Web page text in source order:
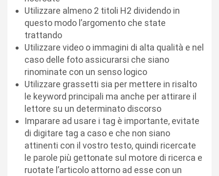
Utilizzare almeno 2 titoli H2 dividendo in
questo modo l’argomento che state
trattando
Utilizzare video o immagini di alta qualità e nel
caso delle foto assicurarsi che siano
rinominate con un senso logico
Utilizzare grassetti sia per mettere in risalto
le keyword principali ma anche per attirare il
lettore su un determinato discorso
Imparare ad usare i tag è importante, evitate
di digitare tag a caso e che non siano
attinenti con il vostro testo, quindi ricercate
le parole più gettonate sul motore di ricerca e
ruotate l’articolo attorno ad esse con un